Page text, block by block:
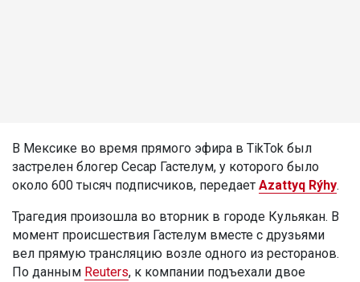
В Мексике во время прямого эфира в TikTok был
застрелен блогер Сесар Гастелум, у которого было
около 600 тысяч подписчиков, передает Azattyq Rýhy.
Трагедия произошла во вторник в городе Кульякан. В
момент происшествия Гастелум вместе с друзьями
вел прямую трансляцию возле одного из ресторанов.
По данным Reuters, к компании подъехали двое